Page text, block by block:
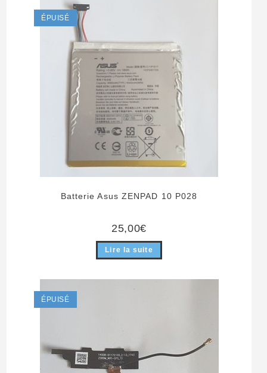
ÉPUISÉ
Batterie Asus ZENPAD 10 P028
25,00€
Lire la suite
ÉPUISÉ